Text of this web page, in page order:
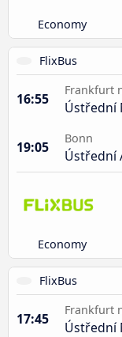
Economy
FlixBus
16:55
Frankfurt
Ústřední
19:05
Bonn
Ústřední
Economy
FlixBus
17:45
Frankfurt
Ústřední